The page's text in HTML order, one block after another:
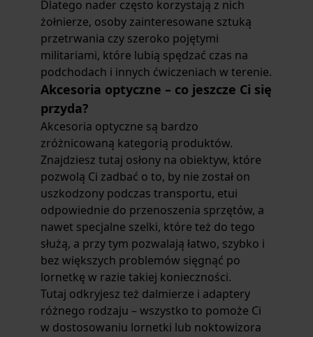
Dlatego nader często korzystają z nich
żołnierze, osoby zainteresowane sztuką
przetrwania czy szeroko pojętymi
militariami, które lubią spędzać czas na
podchodach i innych ćwiczeniach w terenie.
Akcesoria optyczne – co jeszcze Ci się
przyda?
Akcesoria optyczne są bardzo
zróżnicowaną kategorią produktów.
Znajdziesz tutaj osłony na obiektyw, które
pozwolą Ci zadbać o to, by nie został on
uszkodzony podczas transportu, etui
odpowiednie do przenoszenia sprzętów, a
nawet specjalne szelki, które też do tego
służą, a przy tym pozwalają łatwo, szybko i
bez większych problemów sięgnąć po
lornetkę w razie takiej konieczności.
Tutaj odkryjesz też dalmierze i adaptery
różnego rodzaju – wszystko to pomoże Ci
w dostosowaniu lornetki lub noktowizora